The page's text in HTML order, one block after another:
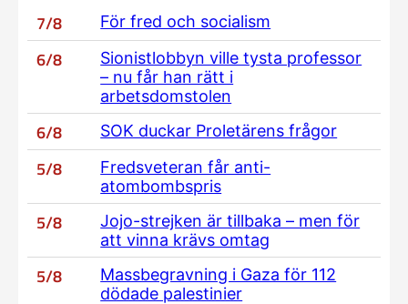
7/8 För fred och socialism
6/8
Sionistlobbyn ville tysta professor
– nu får han rätt i
arbetsdomstolen
6/8 SOK duckar Proletärens frågor
5/8
Fredsveteran får anti-
atombombspris
5/8
Jojo-strejken är tillbaka – men för
att vinna krävs omtag
5/8
Massbegravning i Gaza för 112
dödade palestinier